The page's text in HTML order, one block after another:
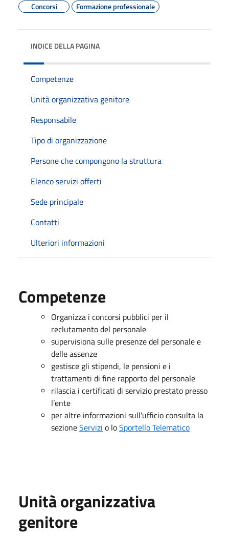
Concorsi
Formazione professionale
INDICE DELLA PAGINA
Competenze
Unità organizzativa genitore
Responsabile
Tipo di organizzazione
Persone che compongono la struttura
Elenco servizi offerti
Sede principale
Contatti
Ulteriori informazioni
Competenze
Organizza i concorsi pubblici per il
reclutamento del personale
supervisiona sulle presenze del personale e
delle assenze
gestisce gli stipendi, le pensioni e i
trattamenti di fine rapporto del personale
rilascia i certificati di servizio prestato presso
l’ente
per altre informazioni sull'ufficio consulta la
sezioneServizi o loSportello Telematico
Unità organizzativa
genitore